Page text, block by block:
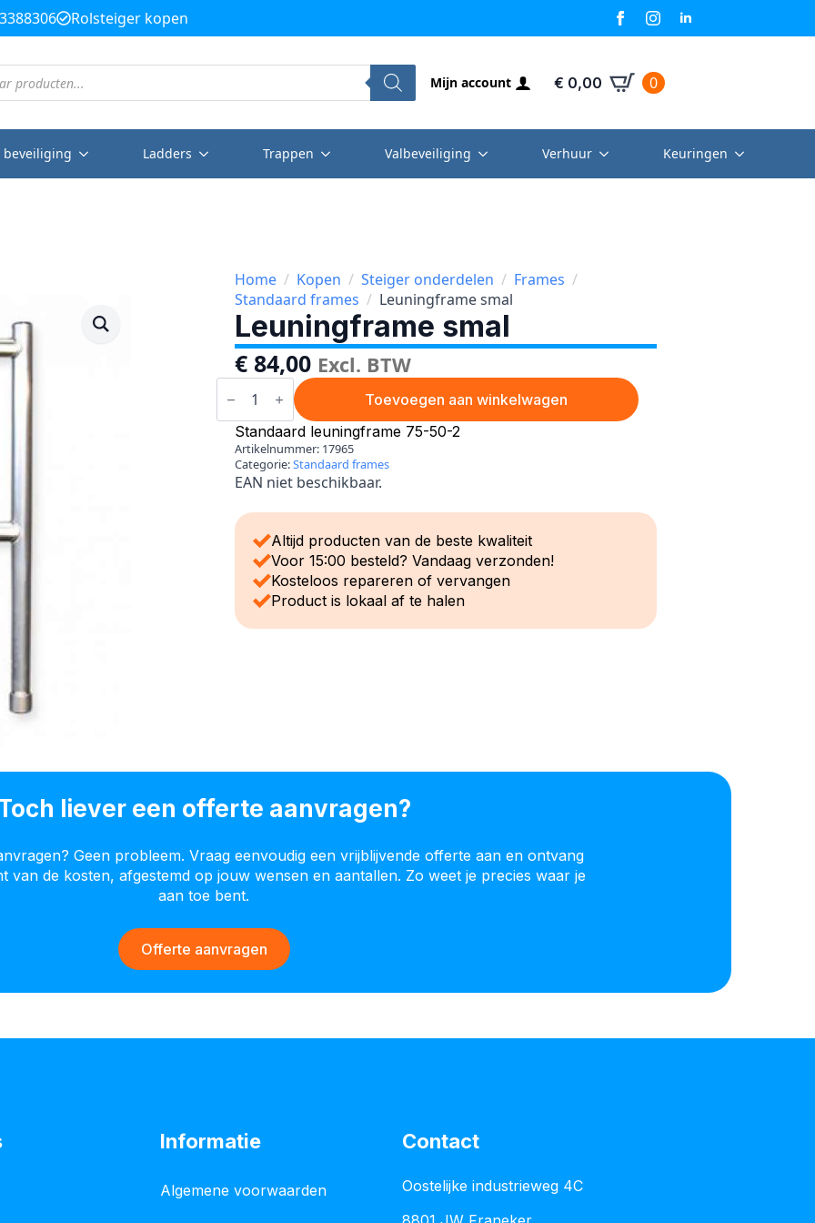
Rolsteiger kopen
Mijn account € 0,00 0
beveiliging Ladders Trappen Valbeveiliging Verhuur Keuringen
Home Kopen Steiger onderdelen
Frames
Standaard frames
Leuningframe smal
Leuningframe smal
€ 84,00 Excl. BTW
Leuningframe
smal
Toevoegen aan winkelwagen
Standaard leuningframe 75-50-2
Artikelnummer: 17965
Categorie:Standaard frames
EAN niet beschikbaar.
Altijd producten van de beste kwaliteit
Voor 15:00 besteld? Vandaag verzonden!
Kosteloos repareren of vervangen
Product is lokaal af te halen
liever een offerte aanvragen?
Geen probleem. Vraag eenvoudig een vrijblijvende offerte aan en ontvang
van de kosten, afgestemd op jouw wensen en aantallen. Zo weet je precies waar je
aan toe bent.
Offerte aanvragen
Informatie
Algemene voorwaarden
Contact
Oostelijke industrieweg 4C